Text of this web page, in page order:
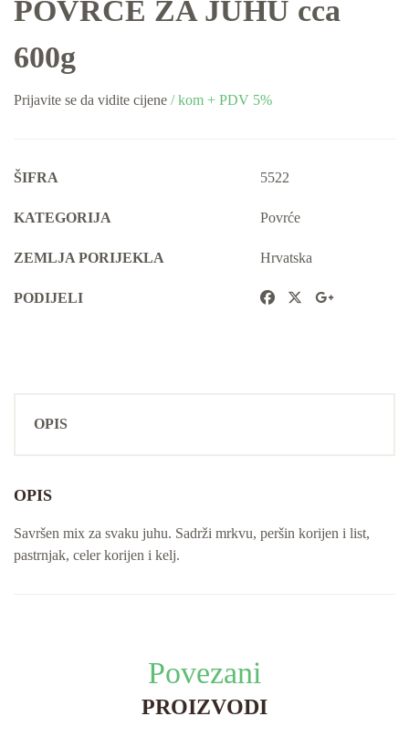
POVRĆE ZA JUHU cca
600g
Prijavite se da vidite cijene / kom + PDV 5%
ŠIFRA 5522
KATEGORIJA Povrće
ZEMLJA PORIJEKLA Hrvatska
PODIJELI
OPIS
OPIS
Savršen mix za svaku juhu. Sadrži mrkvu, peršin korijen i list,
pastrnjak, celer korijen i kelj.
Povezani
PROIZVODI